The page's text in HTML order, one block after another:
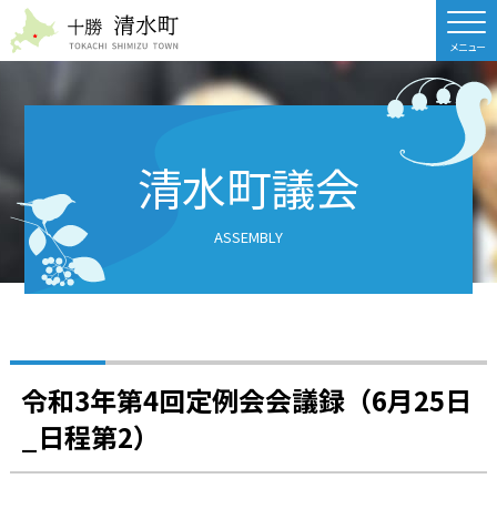
清水町議会
ASSEMBLY
令和3年第4回定例会会議録（6月25日
_日程第2）